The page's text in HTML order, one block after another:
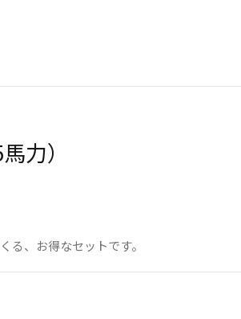
力）
る、お得なセットです。